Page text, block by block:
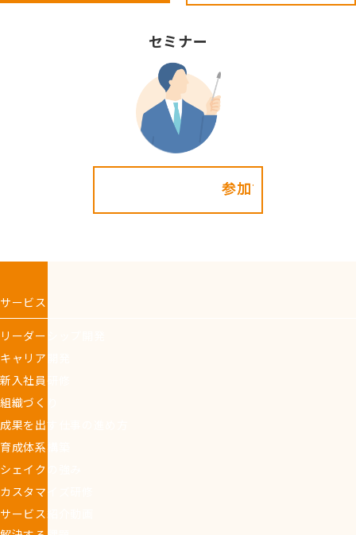
セミナー
サービス
リーダーシップ開発
キャリア開発
新入社員研修
組織づくり
成果を出す仕事の進め方
育成体系構築
シェイクの強み
カスタマイズ研修
サービス紹介動画